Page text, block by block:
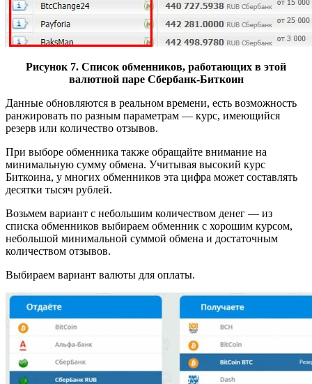
Рисунок 7. Список обменников, работающих в этой
валютной паре Сбербанк-Биткоин
Данные обновляются в реальном времени, есть возможность
ранжировать по разным параметрам — курс, имеющийся
резерв или количество отзывов.
При выборе обменника также обращайте внимание на
минимальную сумму обмена. Учитывая высокий курс
Биткоина, у многих обменников эта цифра может составлять
десятки тысяч рублей.
Возьмем вариант с небольшим количеством денег — из
списка обменников выбираем обменник с хорошим курсом,
небольшой минимальной суммой обмена и достаточным
количеством отзывов.
Выбираем вариант валюты для оплаты.